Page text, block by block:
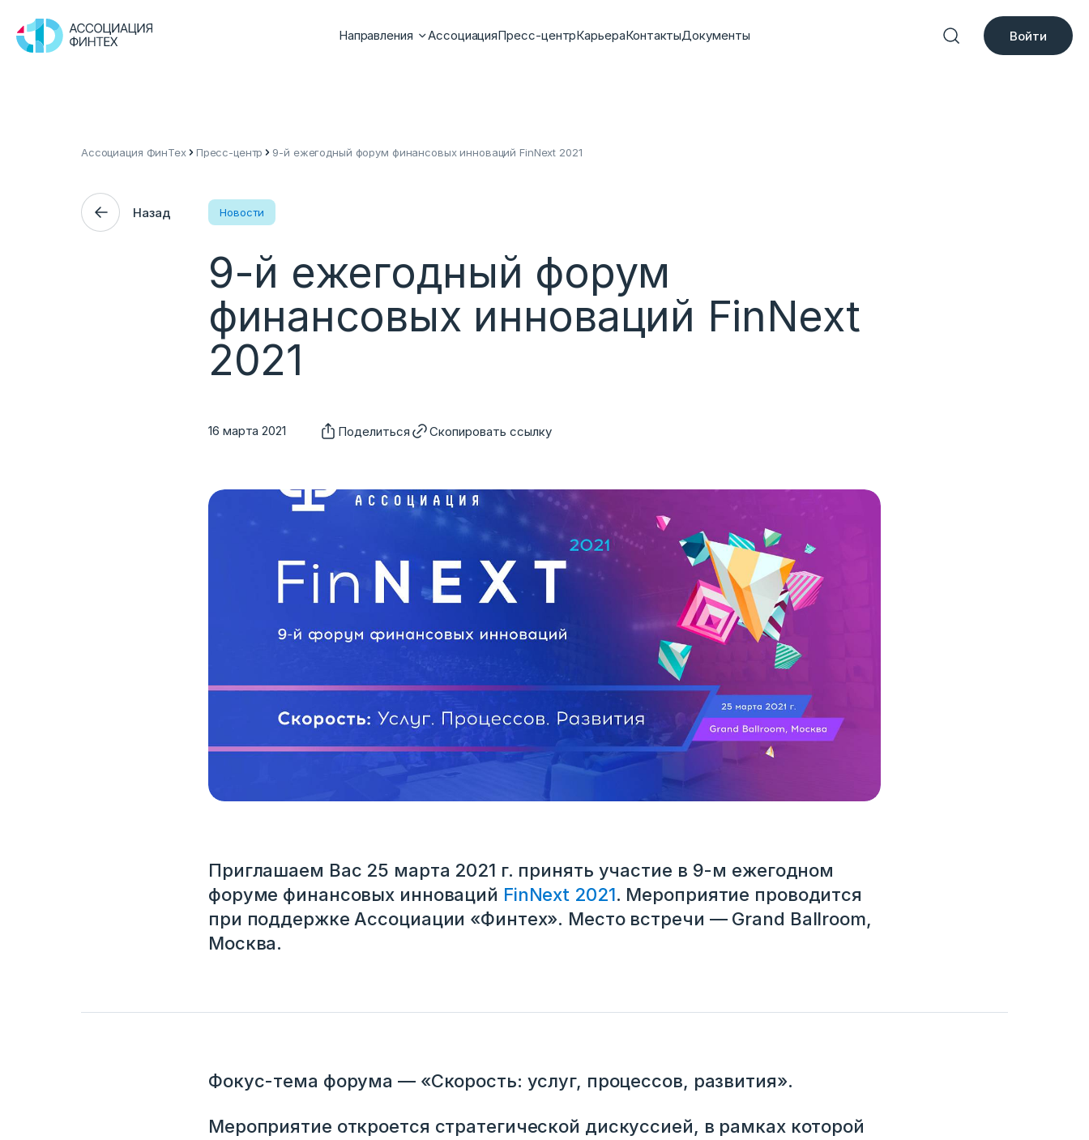
Направления АссоциацияПресс-центрКарьераКонтактыДокументы Войти
Ассоциация ФинТех Пресс-центр 9-й ежегодный форум финансовых инноваций FinNext 2021
Назад
16 марта 2021
Новости
9-й ежегодный форум
финансовых инноваций FinNext
2021
Поделиться Скопировать ссылку
Приглашаем Вас 25 марта 2021 г. принять участие в 9-м ежегодном
форуме финансовых инноваций FinNext 2021. Мероприятие проводится
при поддержке Ассоциации «Финтех». Место встречи — Grand Ballroom,
Москва.
Фокус-тема форума — «Скорость: услуг, процессов, развития».
Мероприятие откроется стратегической дискуссией, в рамках которой